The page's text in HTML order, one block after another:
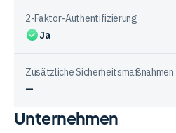
2-Faktor-Authentifizierung
Ja
Zusätzliche Sicherheitsmaßnahmen
—
Vergleichstabelle
Unternehmen